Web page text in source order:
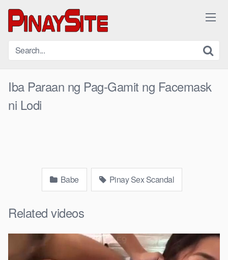
content
Iba Paraan ng Pag-Gamit ng Facemask
ni Lodi
Babe Pinay Sex Scandal
Related videos